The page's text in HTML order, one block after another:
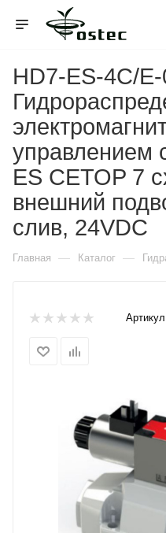
HD7-ES-4C/
управлением
ES CETOP 7
внешний
слив, 24VDC
Главная — Каталог —